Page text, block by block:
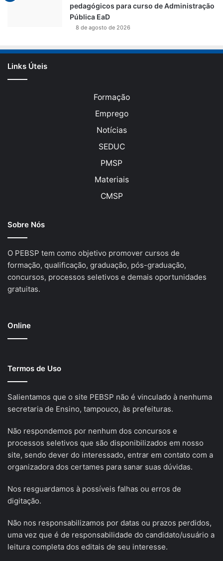
pedagógicos para curso de Administração
Pública EaD
8 de agosto de 2026
Links Úteis
Formação
Emprego
Notícias
SEDUC
PMSP
Materiais
CMSP
Sobre Nós
O PEBSP tem como objetivo promover cursos de
formação, qualificação, graduação, pós-graduação,
concursos, processos seletivos e demais oportunidades
gratuitas.
Online
Termos de Uso
Salientamos que o site PEBSP não é vinculado à nenhuma
secretaria de Ensino, tampouco, às prefeituras.
Não respondemos por nenhum dos concursos e
processos seletivos que são disponibilizados em nosso
site, sendo dever do interessado, entrar em contato com a
organizadora dos certames para sanar suas dúvidas.
Nos resguardamos à possíveis falhas ou erros de
digitação.
Não nos responsabilizamos por datas ou prazos perdidos,
uma vez que é de responsabilidade do candidato/usuário a
leitura completa dos editais de seu interesse.